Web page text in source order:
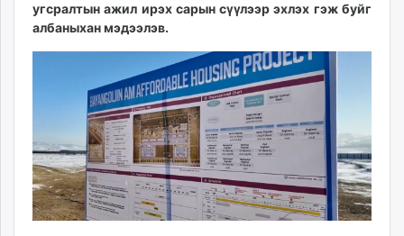
24tsag.mn
today.mn
zuv.mn
mminfo.mn
ugluu.mn
urlag.mn
угсралтын ажил ирэх сарын сүүлээр эхлэх гэж буйг
албаныхан мэдээлэв.